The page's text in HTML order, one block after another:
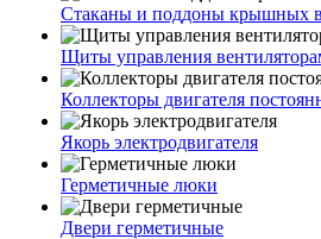
Стаканы и поддоны крышных
Щиты управления
Коллекторы двигателя
Якорь электродвигателя
Герметичные люки
Двери герметичные